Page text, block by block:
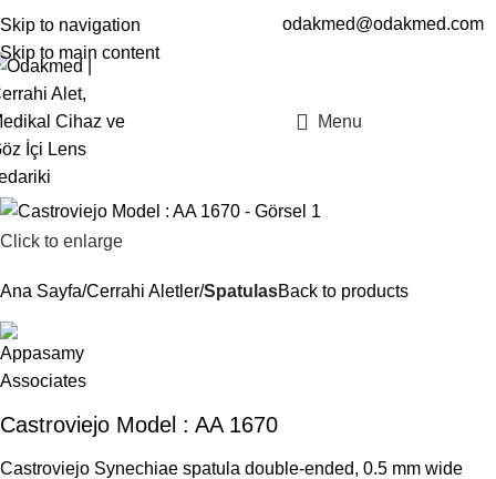
Skip to navigation
Skip to main content
ENTR odakmed@odakmed.com
Menu
Click to enlarge
Ana Sayfa Cerrahi Aletler SpatulasBack to products
Castroviejo Model : AA 1670
Castroviejo Synechiae spatula double-ended, 0.5 mm wide